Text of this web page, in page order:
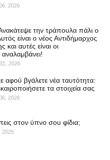
2026
την τράπουλα πάλι ο
είναι ο νέος Αντιδήμαρχος
και αυτές είναι οι
2026
αφού βγάλετε νέα ταυτότητα:
τα στοιχεία σας
2026
στον ύπνο σου φίδια;
2025